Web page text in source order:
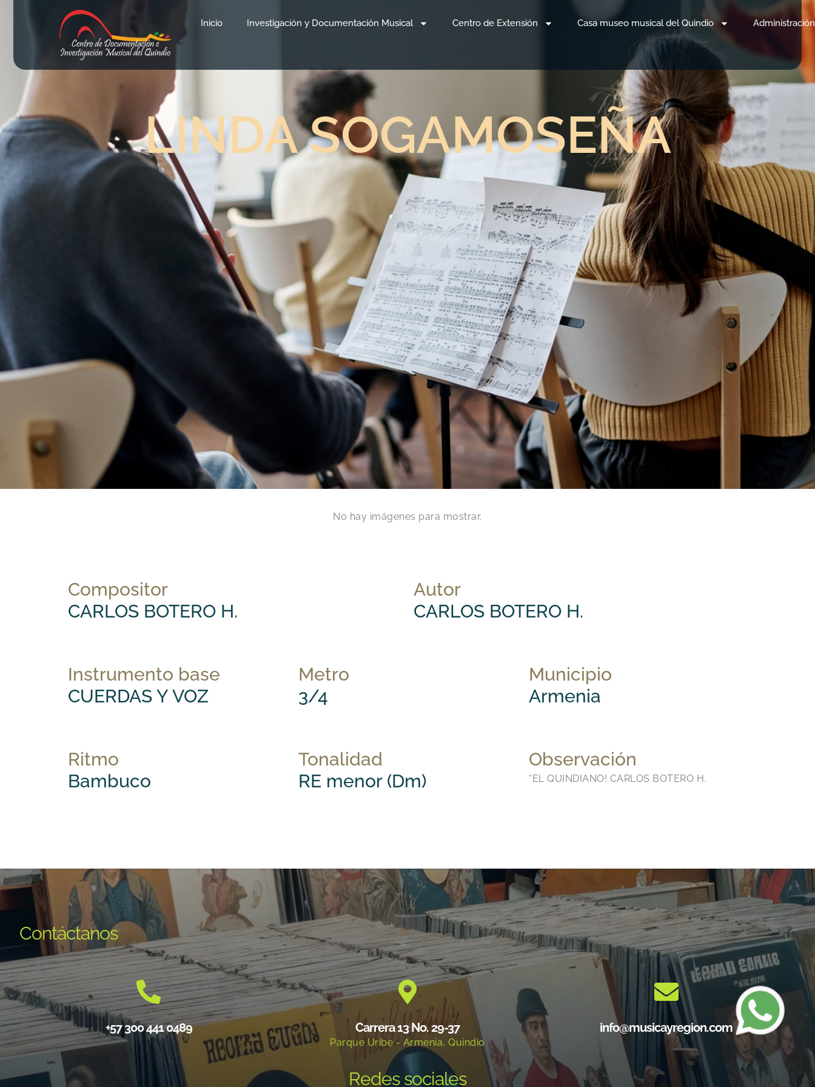
Inicio Investigación y Documentación Musical Centro de Extensión Casa museo musical del Quindío
LINDA SOGAMOSEÑA
No hay imágenes para mostrar.
Compositor
CARLOS BOTERO H.
Autor
CARLOS BOTERO H.
Instrumento base
CUERDAS Y VOZ
Metro
3/4
Municipio
Armenia
Ritmo
Bambuco
Tonalidad
RE menor (Dm)
Observación
“EL QUINDIANO! CARLOS BOTERO H.
Contáctanos
+57 300 441 0489 Carrera 13 No. 29-37
Parque Uribe - Armenia, Quindío
info@musicayregion.com
Redes sociales